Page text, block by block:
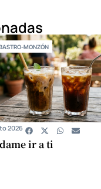
MONZÓN
ir a ti
2026